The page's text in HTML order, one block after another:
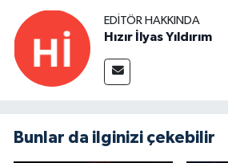
EDITÖR HAKKINDA
Hızır İlyas Yıldırım
Bunlar da ilginizi çekebilir